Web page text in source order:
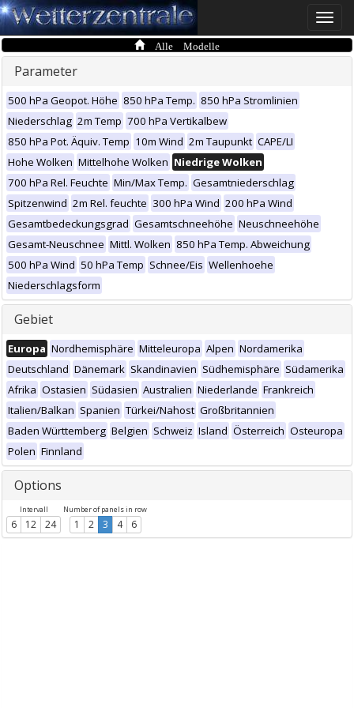
Toggle
Alle Modelle
Parameter
500 hPa Geopot. Höhe 850 hPa Temp. 850 hPa Stromlinien
Niederschlag 2m Temp 700 hPa Vertikalbew
850 hPa Pot. Äquiv. Temp 10m Wind 2m Taupunkt CAPE/LI
Hohe Wolken Mittelhohe Wolken Niedrige Wolken
700 hPa Rel. Feuchte Min/Max Temp. Gesamtniederschlag
Spitzenwind 2m Rel. feuchte 300 hPa Wind 200 hPa Wind
Gesamtbedeckungsgrad Gesamtschneehöhe Neuschneehöhe
Gesamt-Neuschnee Mittl. Wolken 850 hPa Temp. Abweichung
500 hPa Wind 50 hPa Temp Schnee/Eis Wellenhoehe
Niederschlagsform
Gebiet
Europa Nordhemisphäre Mitteleuropa Alpen Nordamerika
Deutschland Dänemark Skandinavien Südhemisphäre Südamerika
Afrika Ostasien Südasien Australien Niederlande Frankreich
Italien/Balkan Spanien Türkei/Nahost Großbritannien
Baden Württemberg Belgien Schweiz Island Österreich Osteuropa
Polen Finnland
Options
Intervall
6 12 24
Number of panels in row
1 2 3 4 6